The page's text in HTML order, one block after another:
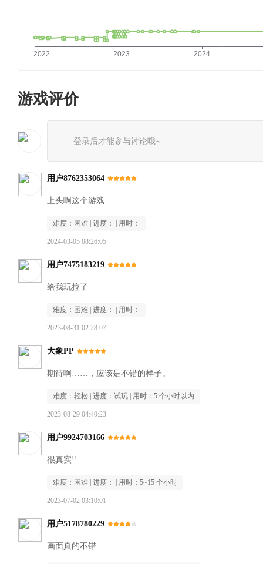
游戏评价
登录后才能参与讨论哦~
用户8762353064
上头啊这个游戏
难度： 困难 | 进度： | 用时：
2024-03-05 08:26:05
用户7475183219
给我玩拉了
难度： 困难 | 进度： | 用时：
2023-08-31 02:28:07
大象PP
期待啊……，应该是不错的样子。
难度： 轻松 | 进度： 试玩 | 用时： 5 个小时以内
2023-08-29 04:40:23
用户9924703166
很真实!!
难度： 困难 | 进度： | 用时： 5~15 个小时
2023-07-02 03:10:01
用户5178780229
画面真的不错